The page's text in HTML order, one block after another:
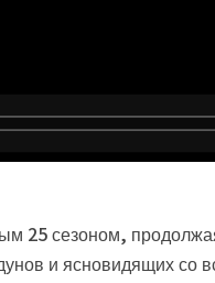
25 сезоном,
и ясновидящих